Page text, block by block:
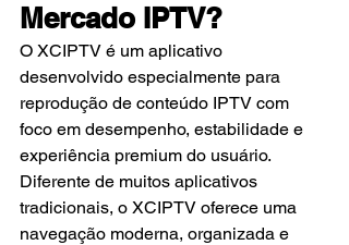
Mercado IPTV?
O XCIPTV é um aplicativo
desenvolvido especialmente para
reprodução de conteúdo IPTV com
foco em desempenho, estabilidade e
experiência premium do usuário.
Diferente de muitos aplicativos
tradicionais, o XCIPTV oferece uma
navegação moderna, organizada e